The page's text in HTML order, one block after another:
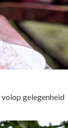
gelegenheid